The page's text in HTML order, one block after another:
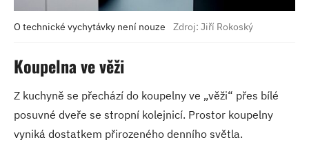
O technické vychytávky není nouze Zdroj: Jiří Rokoský
Koupelna ve věži
Z kuchyně se přechází do koupelny ve „věži“ přes bílé
posuvné dveře se stropní kolejnicí. Prostor koupelny
vyniká dostatkem přirozeného denního světla.